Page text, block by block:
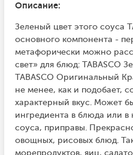
Описание:
Зеленый цвет этого соуса
основного компонента -
метафорически можно
свет» для блюд: TABASCO
TABASCO Оригинальный
не менее, как и подобает,
характерный вкус. Может
ингредиента в блюда или в
соуса, приправы.
овощных, рисовых блюд.
морепродуктов, яиц,